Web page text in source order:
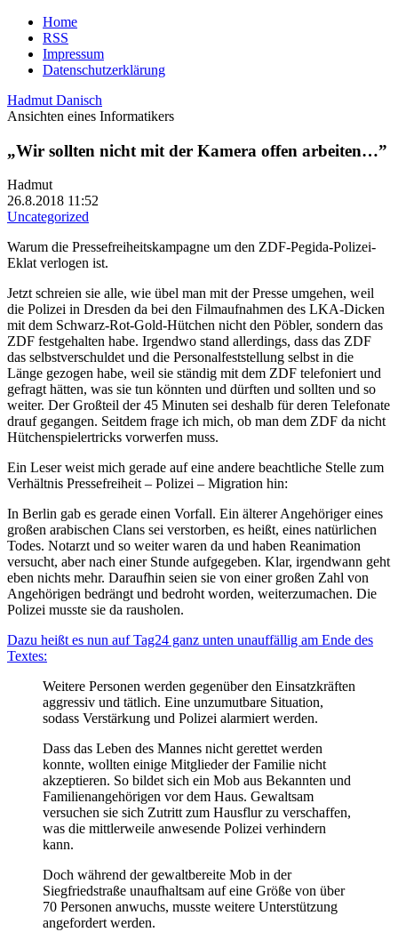
Home
RSS
Impressum
Datenschutzerklärung
Hadmut Danisch
Ansichten eines Informatikers
„Wir sollten nicht mit der Kamera offen arbeiten…”
Hadmut
26.8.2018 11:52
Uncategorized
Warum die Pressefreiheitskampagne um den ZDF-Pegida-Polizei-
Eklat verlogen ist.
Jetzt schreien sie alle, wie übel man mit der Presse umgehen, weil
die Polizei in Dresden da bei den Filmaufnahmen des LKA-Dicken
mit dem Schwarz-Rot-Gold-Hütchen nicht den Pöbler, sondern das
ZDF festgehalten habe. Irgendwo stand allerdings, dass das ZDF
das selbstverschuldet und die Personalfeststellung selbst in die
Länge gezogen habe, weil sie ständig mit dem ZDF telefoniert und
gefragt hätten, was sie tun könnten und dürften und sollten und so
weiter. Der Großteil der 45 Minuten sei deshalb für deren Telefonate
drauf gegangen. Seitdem frage ich mich, ob man dem ZDF da nicht
Hütchenspielertricks vorwerfen muss.
Ein Leser weist mich gerade auf eine andere beachtliche Stelle zum
Verhältnis Pressefreiheit – Polizei – Migration hin:
In Berlin gab es gerade einen Vorfall. Ein älterer Angehöriger eines
großen arabischen Clans sei verstorben, es heißt, eines natürlichen
Todes. Notarzt und so weiter waren da und haben Reanimation
versucht, aber nach einer Stunde aufgegeben. Klar, irgendwann geht
eben nichts mehr. Daraufhin seien sie von einer großen Zahl von
Angehörigen bedrängt und bedroht worden, weiterzumachen. Die
Polizei musste sie da rausholen.
Dazu heißt es nun auf Tag24 ganz unten unauffällig am Ende des
Textes:
Weitere Personen werden gegenüber den Einsatzkräften
aggressiv und tätlich. Eine unzumutbare Situation,
sodass Verstärkung und Polizei alarmiert werden.
Dass das Leben des Mannes nicht gerettet werden
konnte, wollten einige Mitglieder der Familie nicht
akzeptieren. So bildet sich ein Mob aus Bekannten und
Familienangehörigen vor dem Haus. Gewaltsam
versuchen sie sich Zutritt zum Hausflur zu verschaffen,
was die mittlerweile anwesende Polizei verhindern
kann.
Doch während der gewaltbereite Mob in der
Siegfriedstraße unaufhaltsam auf eine Größe von über
70 Personen anwuchs, musste weitere Unterstützung
angefordert werden.